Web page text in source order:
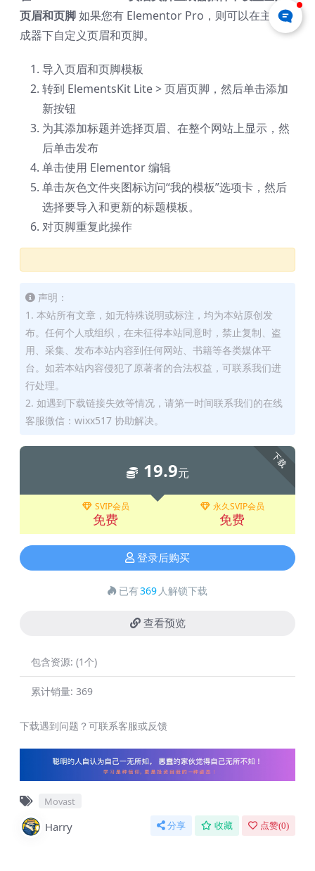
页眉和页脚如果您有 Elementor Pro，则可以在主题生
成器下自定义页眉和页脚。
导入页眉和页脚模板
转到 ElementsKit Lite > 页眉页脚，然后单击添加
新按钮
为其添加标题并选择页眉、在整个网站上显示，然
后单击发布
单击使用 Elementor 编辑
单击灰色文件夹图标访问“我的模板”选项卡，然后
选择要导入和更新的标题模板。
对页脚重复此操作
声明：
1. 本站所有文章，如无特殊说明或标注，均为本站原创发
布。任何个人或组织，在未征得本站同意时，禁止复制、盗
用、采集、发布本站内容到任何网站、书籍等各类媒体平
台。如若本站内容侵犯了原著者的合法权益，可联系我们进
行处理。
2. 如遇到下载链接失效等情况，请第一时间联系我们的在线
客服微信：wixx517 协助解决。
下载
19.9元
SVIP会员
免费
永久SVIP会员
免费
登录后购买
已有369 人解锁下载
查看预览
包含资源: (1个)
累计销量: 369
下载遇到问题？可联系客服或反馈
Movast
Harry 分享 收藏 点赞(0)